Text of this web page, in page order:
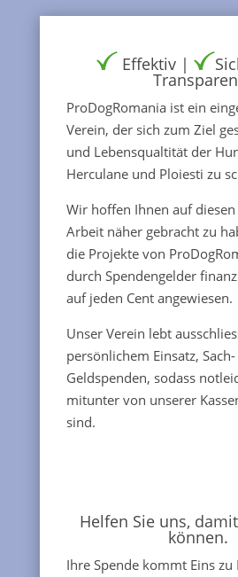
Effektiv |
ProDogRomania ist ein
Verein, der sich zum Ziel
und Lebensqualtität der
Herculane und Ploiesti zu
Wir hoffen Ihnen auf diesen
Arbeit näher gebracht zu
die Projekte von
durch Spendengelder
auf jeden Cent angewiesen.
Unser Verein lebt
persönlichem Einsatz,
Geldspenden, sodass
mitunter von unserer
sind.
Helfen Sie uns,
können.
Ihre Spende kommt Eins zu